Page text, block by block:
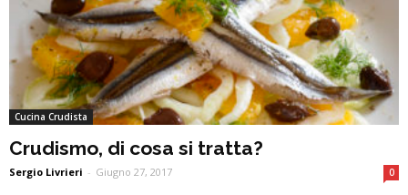
Cucina Crudista
Crudismo, di cosa si tratta?
Sergio Livrieri - Giugno 27, 2017 0